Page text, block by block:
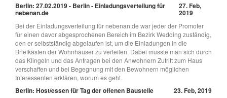
Berlin: 27.02.2019 - Berlin - Einladungsverteilung für
nebenan.de
27. Feb,
2019
Bei der Einladungsverteilung für nebenan.de war jeder der Promoter
für einen davor abgesprochenen Bereich im Bezirk Wedding zuständig,
den er selbstständig abgelaufen ist, um die Einladungen in die
Briefkästen der Wohnhäuser zu verteilen. Dabei musste man sich durch
das Klingeln und das Anfragen bei den Anwohnern Zutritt zum Haus
verschaffen und bei Begegnung mit den Bewohnern möglichen
Interessenten erklären, worum es geht.
Berlin: Host/essen für Tag der offenen Baustelle 23. Feb, 2019